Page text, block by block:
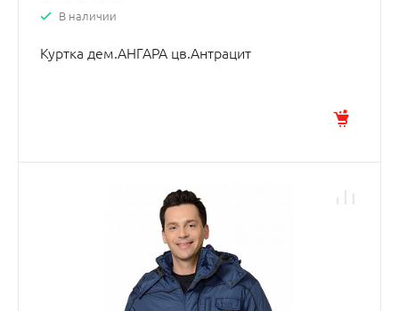
В наличии
Куртка дем.АНГАРА цв.Антрацит